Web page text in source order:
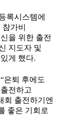
록시스템에
가비
을 위한 출전
지도자 및
게 했다.
“은퇴 후에도
전하고
회 출전하기엔
좋은 기회로